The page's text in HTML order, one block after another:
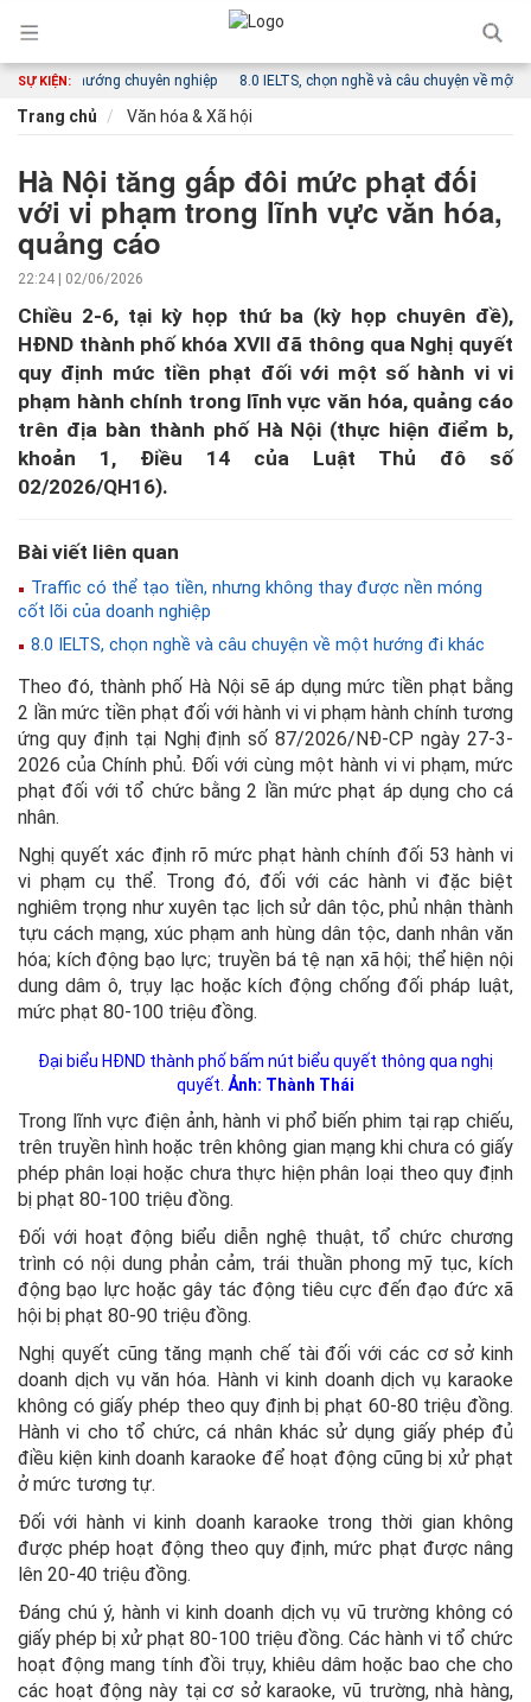
SỰ KIỆN:
hướng chuyên nghiệp 8.0 IELTS, chọn nghề và câu chuyện về một hướng
Trang chủ Văn hóa & Xã hội
Hà Nội tăng gấp đôi mức phạt đối
với vi phạm trong lĩnh vực văn hóa,
quảng cáo
22:24 | 02/06/2026
Chiều 2-6, tại kỳ họp thứ ba (kỳ họp chuyên đề),
HĐND thành phố khóa XVII đã thông qua Nghị quyết
quy định mức tiền phạt đối với một số hành vi vi
phạm hành chính trong lĩnh vực văn hóa, quảng cáo
trên địa bàn thành phố Hà Nội (thực hiện điểm b,
khoản 1, Điều 14 của Luật Thủ đô số
02/2026/QH16).
Bài viết liên quan
Traffic có thể tạo tiền, nhưng không thay được nền móng
cốt lõi của doanh nghiệp
8.0 IELTS, chọn nghề và câu chuyện về một hướng đi khác
Theo đó, thành phố Hà Nội sẽ áp dụng mức tiền phạt bằng
2 lần mức tiền phạt đối với hành vi vi phạm hành chính tương
ứng quy định tại Nghị định số 87/2026/NĐ-CP ngày 27-3-
2026 của Chính phủ. Đối với cùng một hành vi vi phạm, mức
phạt đối với tổ chức bằng 2 lần mức phạt áp dụng cho cá
nhân.
Nghị quyết xác định rõ mức phạt hành chính đối 53 hành vi
vi phạm cụ thể. Trong đó, đối với các hành vi đặc biệt
nghiêm trọng như xuyên tạc lịch sử dân tộc, phủ nhận thành
tựu cách mạng, xúc phạm anh hùng dân tộc, danh nhân văn
hóa; kích động bạo lực; truyền bá tệ nạn xã hội; thể hiện nội
dung dâm ô, trụy lạc hoặc kích động chống đối pháp luật,
mức phạt 80-100 triệu đồng.
Đại biểu HĐND thành phố bấm nút biểu quyết thông qua nghị
quyết. Ảnh: Thành Thái
Trong lĩnh vực điện ảnh, hành vi phổ biến phim tại rạp chiếu,
trên truyền hình hoặc trên không gian mạng khi chưa có giấy
phép phân loại hoặc chưa thực hiện phân loại theo quy định
bị phạt 80-100 triệu đồng.
Đối với hoạt động biểu diễn nghệ thuật, tổ chức chương
trình có nội dung phản cảm, trái thuần phong mỹ tục, kích
động bạo lực hoặc gây tác động tiêu cực đến đạo đức xã
hội bị phạt 80-90 triệu đồng.
Nghị quyết cũng tăng mạnh chế tài đối với các cơ sở kinh
doanh dịch vụ văn hóa. Hành vi kinh doanh dịch vụ karaoke
không có giấy phép theo quy định bị phạt 60-80 triệu đồng.
Hành vi cho tổ chức, cá nhân khác sử dụng giấy phép đủ
điều kiện kinh doanh karaoke để hoạt động cũng bị xử phạt
ở mức tương tự.
Đối với hành vi kinh doanh karaoke trong thời gian không
được phép hoạt động theo quy định, mức phạt được nâng
lên 20-40 triệu đồng.
Đáng chú ý, hành vi kinh doanh dịch vụ vũ trường không có
giấy phép bị xử phạt 80-100 triệu đồng. Các hành vi tổ chức
hoạt động mang tính đồi trụy, khiêu dâm hoặc bao che cho
các hoạt động này tại cơ sở karaoke, vũ trường, nhà hàng,